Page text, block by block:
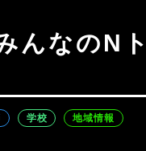
学校 地域情報